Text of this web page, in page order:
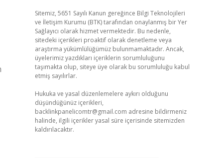
Sitemiz, 5651 Sayılı Kanun gereğince Bilgi Teknolojileri
ve İletişim Kurumu (BTK) tarafından onaylanmış bir Yer
Sağlayıcı olarak hizmet vermektedir. Bu nedenle,
sitedeki içerikleri proaktif olarak denetleme veya
araştırma yükümlülüğümüz bulunmamaktadır. Ancak,
üyelerimiz yazdıkları içeriklerin sorumluluğunu
taşımakta olup, siteye üye olarak bu sorumluluğu kabul
etmiş sayılırlar.
Hukuka ve yasal düzenlemelere aykırı olduğunu
düşündüğünüz içerikleri,
backlinkpanelicomtr@gmail.com adresine bildirmeniz
halinde, ilgili içerikler yasal süre içerisinde sitemizden
kaldırılacaktır.